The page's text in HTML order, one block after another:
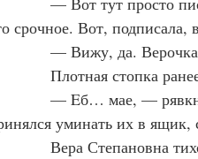
срочное. Вот, подписала,
— Вижу, да.
Плотная стопка
— Eб… мае, —
уминать их в ящик,
Вера Степановна